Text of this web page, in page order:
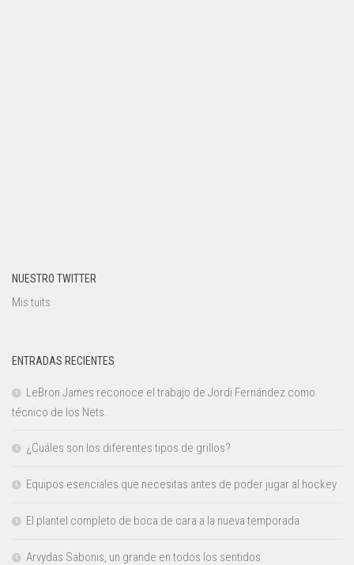
NUESTRO TWITTER
Mis tuits
ENTRADAS RECIENTES
LeBron James reconoce el trabajo de Jordi Fernández como
técnico de los Nets.
¿Cuáles son los diferentes tipos de grillos?
Equipos esenciales que necesitas antes de poder jugar al hockey
El plantel completo de boca de cara a la nueva temporada
Arvydas Sabonis, un grande en todos los sentidos